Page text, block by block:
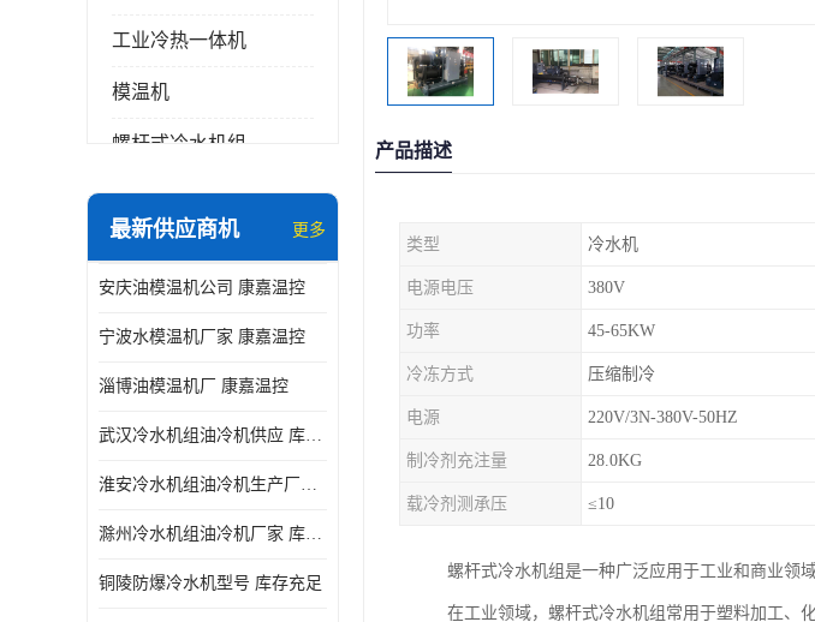
工业冷热一体机
模温机
螺杆式冷水机组
冷水机和冷热一体机
防爆冷水机
最新供应商机 更多
安庆油模温机公司 康嘉温控
宁波水模温机厂家 康嘉温控
淄博油模温机厂 康嘉温控
武汉冷水机组油冷机供应 库存充足 康嘉温控
淮安冷水机组油冷机生产厂家 性能稳定 康嘉温控
滁州冷水机组油冷机厂家 库存充足 康嘉温控
铜陵防爆冷水机型号 库存充足
产品描述
类型 冷水机
电源电压 380V
功率 45-65KW
冷冻方式 压缩制冷
电源 220V/3N-380V-50HZ
制冷剂充注量 28.0KG
载冷剂测承压 ≤10
螺杆式冷水机组是一种广泛应用于工业和商业领
在工业领域，螺杆式冷水机组常用于塑料加工、